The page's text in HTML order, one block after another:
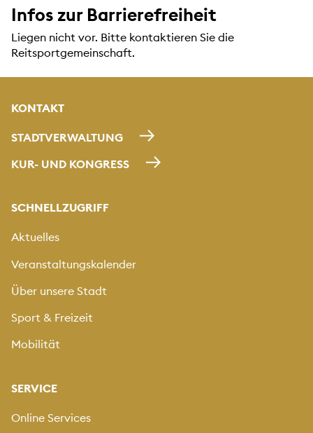
Infos zur Barrierefreiheit
Liegen nicht vor. Bitte kontaktieren Sie die
Reitsportgemeinschaft.
KONTAKT
STADTVERWALTUNG
KUR- UND KONGRESS
SCHNELLZUGRIFF
Aktuelles
Veranstaltungskalender
Über unsere Stadt
Sport & Freizeit
Mobilität
SERVICE
Online Services